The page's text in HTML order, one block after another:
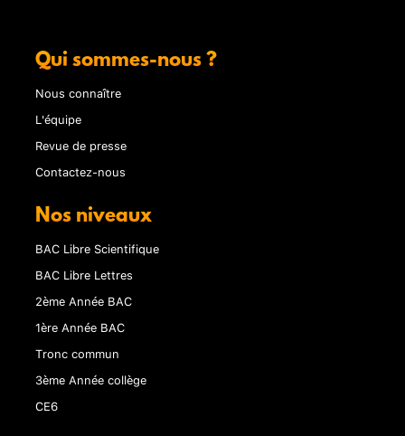
Qui sommes-nous ?
Nous connaître
L'équipe
Revue de presse
Contactez-nous
Nos niveaux
BAC Libre Scientifique
BAC Libre Lettres
2ème Année BAC
1ère Année BAC
Tronc commun
3ème Année collège
CE6